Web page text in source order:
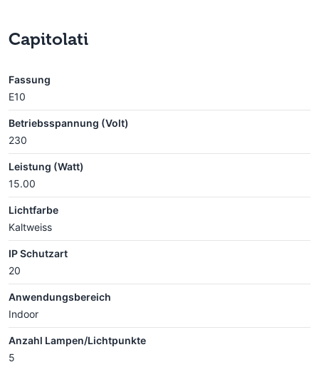
Capitolati
Fassung
E10
Betriebsspannung (Volt)
230
Leistung (Watt)
15.00
Lichtfarbe
Kaltweiss
IP Schutzart
20
Anwendungsbereich
Indoor
Anzahl Lampen/Lichtpunkte
5